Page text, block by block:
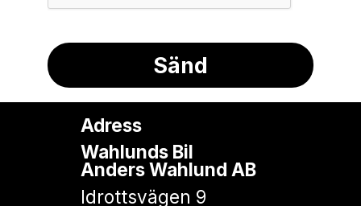
Adress
Wahlunds Bil
Anders Wahlund AB
Idrottsvägen 9